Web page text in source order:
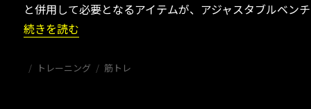
と併用して必要となるアイテムが、アジャスタブルベン
“【まとめ】バーベルトレーニング一覧を部位別に紹介！
続きを読む
投 カ
トレーニング
タ
筋トレ